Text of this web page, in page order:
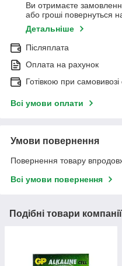
Ви отримаєте
або гроші повернуться
Детальніше
Післяплата
Оплата на рахунок
Готівкою при
Всі умови оплати
Умови повернення
Повернення товару
Всі умови повернення
Подібні товари компанії